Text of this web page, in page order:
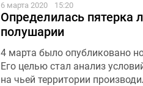
6 марта 2020 15:20
Определилась пятерка
полушарии
4 марта было опубликовано
Его целью стал анализ
на чьей территории